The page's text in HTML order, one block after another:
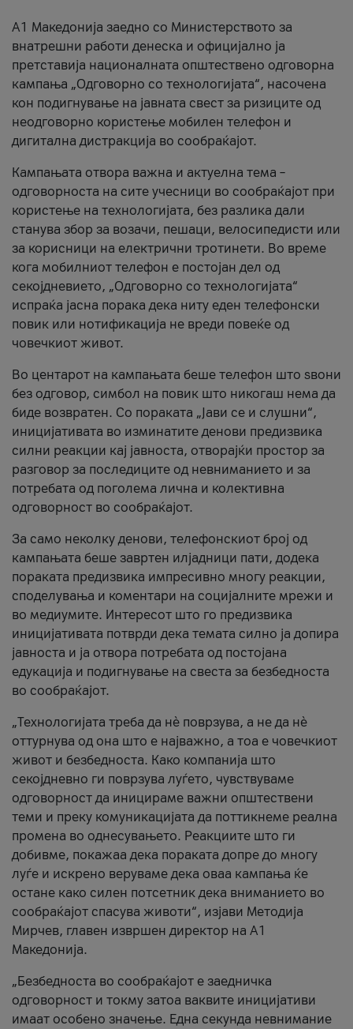
A1 Македонија заедно со Министерството за
внатрешни работи денеска и официјално ја
претставија националната општествено одговорна
кампања „Одговорно со технологијата“, насочена
кон подигнување на јавната свест за ризиците од
неодговорно користење мобилен телефон и
дигитална дистракција во сообраќајот.
Кампањата отвора важна и актуелна тема –
одговорноста на сите учесници во сообраќајот при
користење на технологијата, без разлика дали
станува збор за возачи, пешаци, велосипедисти или
за корисници на електрични тротинети. Во време
кога мобилниот телефон е постојан дел од
секојдневието, „Одговорно со технологијата“
испраќа јасна порака дека ниту еден телефонски
повик или нотификација не вреди повеќе од
човечкиот живот.
Во центарот на кампањата беше телефон што ѕвони
без одговор, симбол на повик што никогаш нема да
биде возвратен. Со пораката „Јави се и слушни“,
иницијативата во изминатите денови предизвика
силни реакции кај јавноста, отворајќи простор за
разговор за последиците од невниманието и за
потребата од поголема лична и колективна
одговорност во сообраќајот.
За само неколку денови, телефонскиот број од
кампањата беше завртен илјадници пати, додека
пораката предизвика импресивно многу реакции,
споделувања и коментари на социјалните мрежи и
во медиумите. Интересот што го предизвика
иницијативата потврди дека темата силно ја допира
јавноста и ја отвора потребата од постојана
едукација и подигнување на свеста за безбедноста
во сообраќајот.
„Технологијата треба да нè поврзува, а не да нè
оттурнува од она што е најважно, а тоа е човечкиот
живот и безбедноста. Како компанија што
секојдневно ги поврзува луѓето, чувствуваме
одговорност да иницираме важни општествени
теми и преку комуникацијата да поттикнеме реална
промена во однесувањето. Реакциите што ги
добивме, покажаа дека пораката допре до многу
луѓе и искрено веруваме дека оваа кампања ќе
остане како силен потсетник дека вниманието во
сообраќајот спасува животи“, изјави Методија
Мирчев, главен извршен директор на А1
Македонија.
„Безбедноста во сообраќајот е заедничка
одговорност и токму затоа ваквите иницијативи
имаат особено значење. Една секунда невнимание